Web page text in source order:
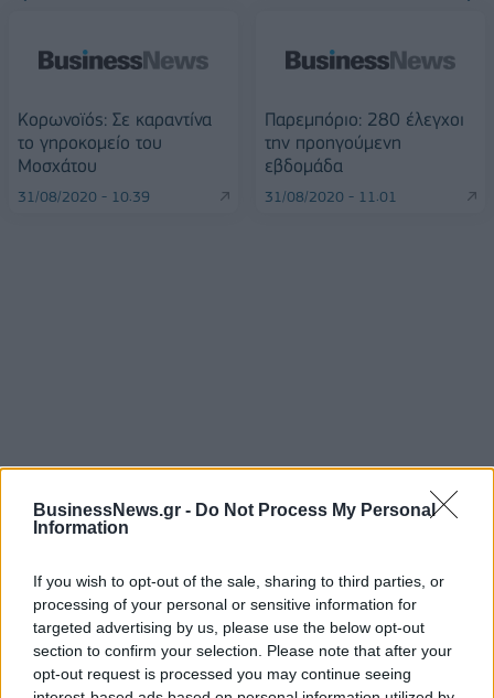
BusinessNews.gr - Do Not Process My Personal
Information
If you wish to opt-out of the sale, sharing to third parties, or
processing of your personal or sensitive information for
targeted advertising by us, please use the below opt-out
section to confirm your selection. Please note that after your
opt-out request is processed you may continue seeing
Κορωνοϊός: Σε καραντίνα
το γηροκομείο του
Μοσχάτου
31/08/2020 - 10:39
Παρεμπόριο: 280 έλεγχοι
την προηγούμενη
εβδομάδα
31/08/2020 - 11:01
ΡΟΗ ΕΙΔΗΣΕΩΝ
Εμπρησμός της Marfin: Προθεσμία έλαβε για την
απολογία της η 46χρονη κατηγορούμενη
07/08/2026 - 12:27 ΕΛΛΑΔΑ
Η νέα σειρά foldables της Samsung διαθέσιμη στη